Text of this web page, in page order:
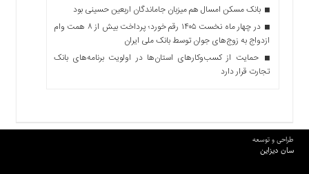
بانک مسکن امسال هم میزبان جاماندگان اربعین حسینی بود
در چهار ماه نخست ۱۴۰۵ رقم خورد؛ پرداخت بیش از ۸ همت وام
ازدواج به زوج‌های جوان توسط بانک ملی ایران
حمایت از کسب‌وکارهای استان‌ها در اولویت برنامه‌های بانک
تجارت قرار دارد
طراحی و توسعه
سان دیزاین